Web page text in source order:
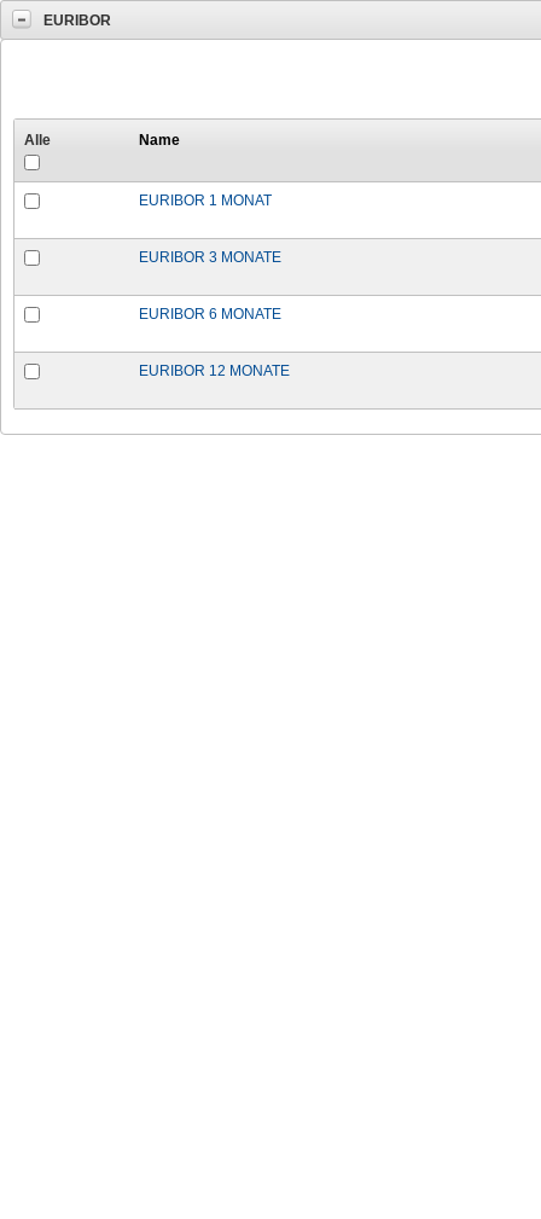
EURIBOR
Alle Name
EURIBOR 1 MONAT
EURIBOR 3 MONATE
EURIBOR 6 MONATE
EURIBOR 12 MONATE